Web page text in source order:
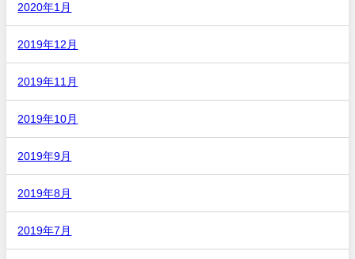
2020年1月
2019年12月
2019年11月
2019年10月
2019年9月
2019年8月
2019年7月